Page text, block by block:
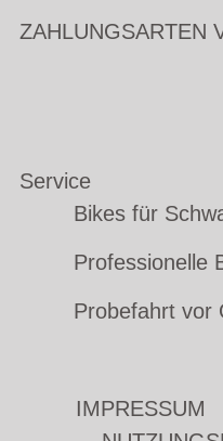
ZAHLUNGSARTEN
Service
Bikes für
Professionelle
Probefahrt vor
IMPRESSUM